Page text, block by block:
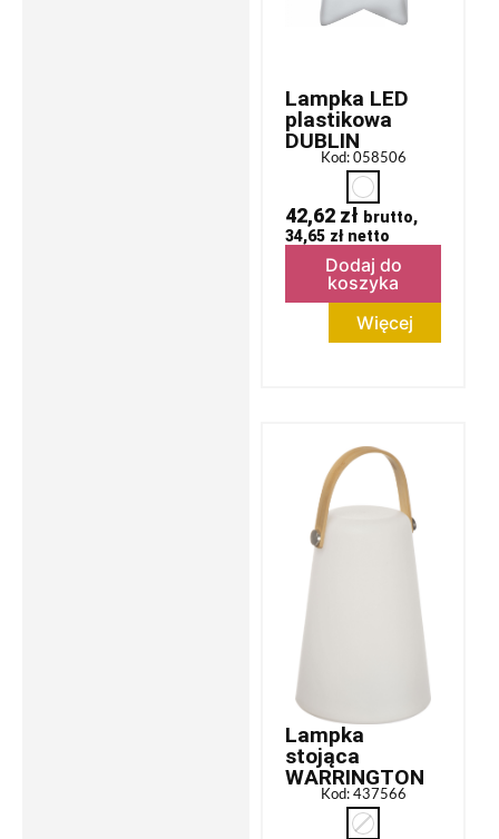
Lampka LED
plastikowa
DUBLIN
Kod: 058506
42,62 zł brutto,
34,65 złnetto
Dodaj do
koszyka
Więcej
Lampka
stojąca
WARRINGTON
Kod: 437566